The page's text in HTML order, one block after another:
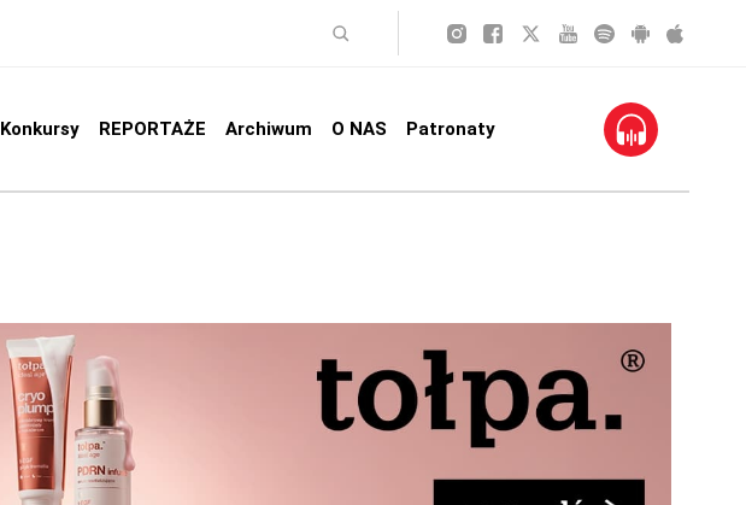
Konkursy REPORTAŻE Archiwum O NAS Patronaty